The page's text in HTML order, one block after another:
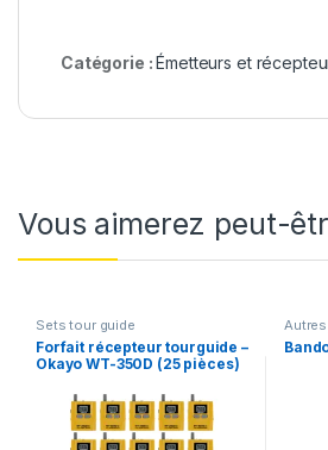
Catégorie :Émetteurs et
Vous aimerez peut-
Sets tour guide
Forfait récepteur tourguide –
Okayo WT-350D (25 pièces)
pour